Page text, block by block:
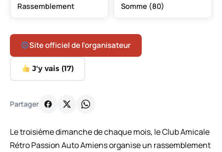
Rassemblement Somme (80)
Site officiel de l'organisateur
J'y vais (17)
Partager
Le troisième dimanche de chaque mois, le Club Amicale
Rétro Passion Auto Amiens organise un rassemblement